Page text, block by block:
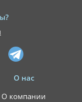
О нас
О компании